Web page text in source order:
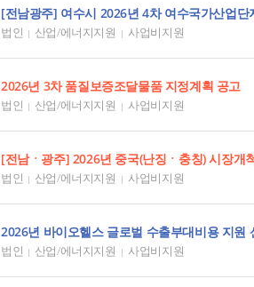
[전남광주] 여수시 2026년 4차 여수국가산업단
법인 산업/에너지지원 사업비지원
2026년 3차 품질보증조달물품 지정계획 공고
법인 산업/에너지지원 사업비지원
[전남ㆍ광주] 2026년 중국(난징ㆍ충칭) 시장개
법인 산업/에너지지원 사업비지원
2026년 바이오헬스 글로벌 수출부대비용 지원
법인 산업/에너지지원 사업비지원